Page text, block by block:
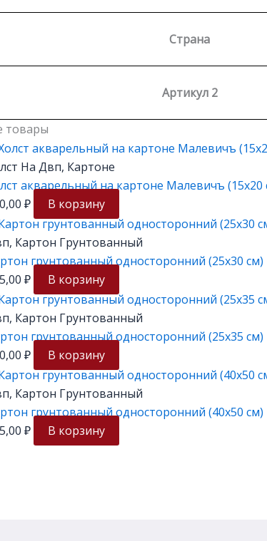
Страна
Артикул 2
товары
На Двп, Картоне
акварельный на картоне Малевичъ (15х20
₽ В корзину
Картон Грунтованный
грунтованный односторонний (25х30 см)
₽ В корзину
Картон Грунтованный
грунтованный односторонний (25х35 см)
₽ В корзину
Картон Грунтованный
грунтованный односторонний (40х50 см)
₽ В корзину